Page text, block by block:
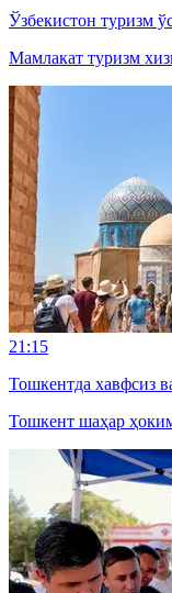
Ўзбекистон туризм
Мамлакат туризм
21:15
Тошкентда хавфсиз
Тошкент шаҳар